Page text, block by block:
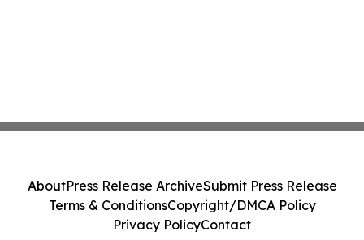
AboutPress Release ArchiveSubmit Press Release
Terms & ConditionsCopyright/DMCA Policy
Privacy PolicyContact